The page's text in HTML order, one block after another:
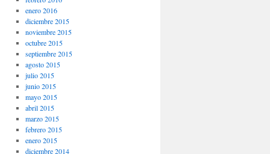
enero 2016
diciembre 2015
noviembre 2015
octubre 2015
septiembre 2015
agosto 2015
julio 2015
junio 2015
mayo 2015
abril 2015
marzo 2015
febrero 2015
enero 2015
diciembre 2014